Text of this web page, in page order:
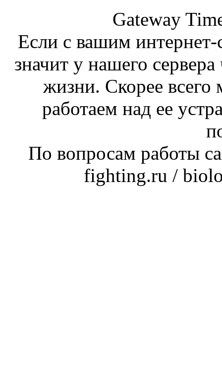
Gateway
Если с вашим интернет-
значит у нашего
жизни. Скорее
работаем над ее
По вопросам работы
fighting.ru /